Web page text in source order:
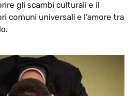
gli scambi culturali e il
comuni universali e l’amore tra